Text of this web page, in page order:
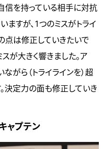
信を持っている相手に対抗
ますが、1つのミスがトライ
点は修正していきたいで
スが大きく響きました。ア
がら（トライラインを）超
決定力の面も修正していき
ャプテン